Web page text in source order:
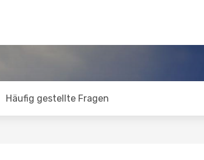
Häufig gestellte Fragen